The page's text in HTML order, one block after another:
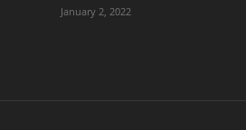
January 2, 2022